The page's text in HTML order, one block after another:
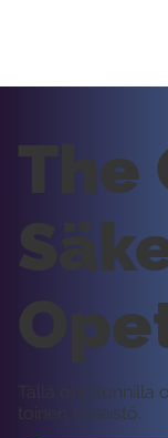
The
Tällä oppitunnilla
toinen säkeistö.